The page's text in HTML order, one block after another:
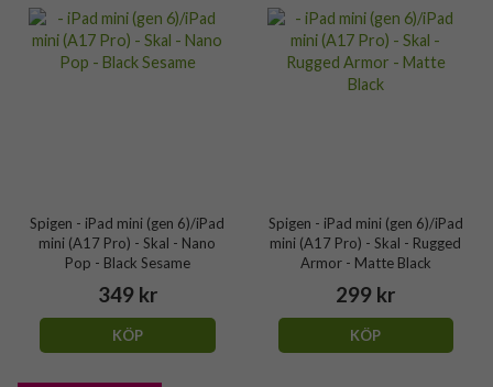
Spigen - iPad mini (gen 6)/iPad
mini (A17 Pro) - Skal - Nano
Pop - Black Sesame
349 kr
KÖP
Spigen - iPad mini (gen 6)/iPad
mini (A17 Pro) - Skal - Rugged
Armor - Matte Black
299 kr
KÖP